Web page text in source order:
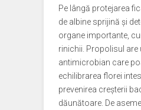
Pe lângă protejarea
de albine sprijină și
organe importante,
rinichii. Propolisul are
antimicrobian care
echilibrarea florei
prevenirea creșterii
dăunătoare. De